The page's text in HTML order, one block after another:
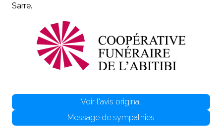
Sarre.
Voir l'avis original
Message de sympathies